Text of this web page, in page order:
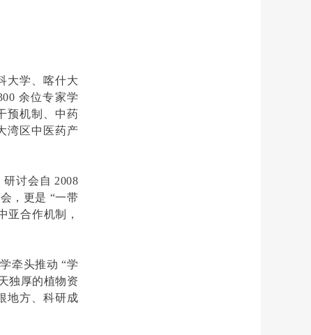
大学、喀什大
余位专家学
预机制、中药
湾区中医药产
讨会自 2008
，更是 “一带
亚合作机制，
牵头推动 “学
独厚的植物资
地方、科研成